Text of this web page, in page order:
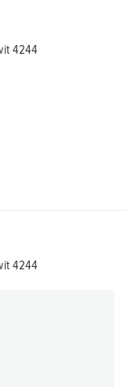
4244
4244